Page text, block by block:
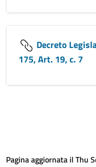
Decreto
175, Art. 19, c. 7
Pagina aggiornata il Thu